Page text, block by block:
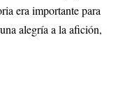
era importante para
alegría a la afición,